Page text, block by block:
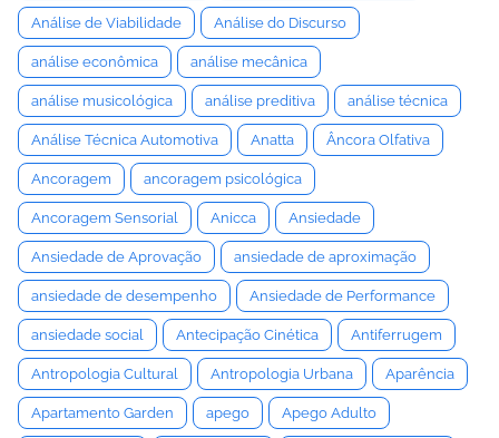
Análise de Viabilidade Análise do Discurso
análise econômica análise mecânica
análise musicológica análise preditiva análise técnica
Análise Técnica Automotiva Anatta Âncora Olfativa
Ancoragem ancoragem psicológica
Ancoragem Sensorial Anicca Ansiedade
Ansiedade de Aprovação ansiedade de aproximação
ansiedade de desempenho Ansiedade de Performance
ansiedade social Antecipação Cinética Antiferrugem
Antropologia Cultural Antropologia Urbana Aparência
Apartamento Garden apego Apego Adulto